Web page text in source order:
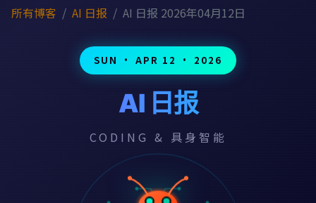
所有博客 AI 日报 AI 日报 2026年04月12日
SUN · APR 12 · 2026
AI 日报
CODING & 具身智能